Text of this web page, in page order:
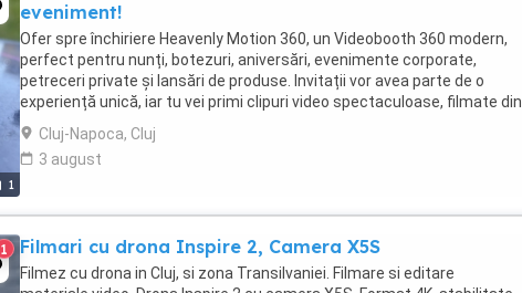
1
eveniment!
Ofer spre închiriere Heavenly Motion 360, un Videobooth 360 modern,
perfect pentru nunți, botezuri, aniversări, evenimente corporate,
petreceri private și lansări de produse. Invitații vor avea parte de o
experiență unică, iar tu vei primi clipuri video spectaculoase, filmate din
toate unghiurile, cu ...
Cluj-Napoca, Cluj
3 august
1 Filmari cu drona Inspire 2, Camera X5S
Filmez cu drona in Cluj, si zona Transilvaniei. Filmare si editare